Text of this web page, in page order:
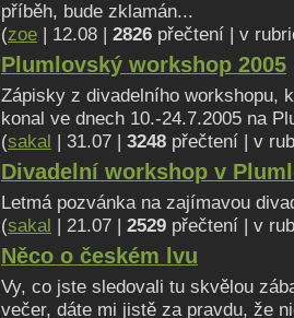
příběh, bude zklamán...
(zoe | 12.08 | 2826 přečtení | v
Plumlovský workshop 2005
Zápisky z divadelního workshopu,
konal ve dnech 10.-24.7.2005 na
(sakal | 31.07 | 3248 přečtení | v
Divadelní workshop v
Letmá pozvánka na zajímavou
(sakal | 21.07 | 2529 přečtení | v
Něco o českém lvu
Vy, co jste sledovali tu skvělou
večer, dáte mi jistě za pravdu, že